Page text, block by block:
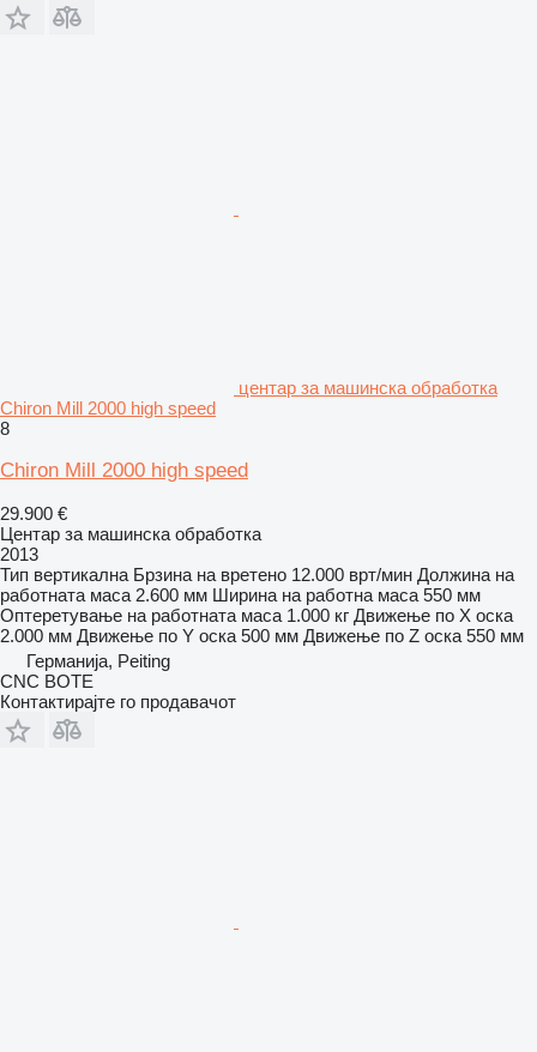
центар за машинска обработка
Chiron Mill 2000 high speed
8
Chiron Mill 2000 high speed
29.900 €
Центар за машинска обработка
2013
Тип вертикална Брзина на вретено 12.000 врт/мин Должина на
работната маса 2.600 мм Ширина на работна маса 550 мм
Оптеретување на работната маса 1.000 кг Движење по Х оска
2.000 мм Движење по Y оска 500 мм Движење по Z оска 550 мм
Германија, Peiting
CNC BOTE
Контактирајте го продавачот